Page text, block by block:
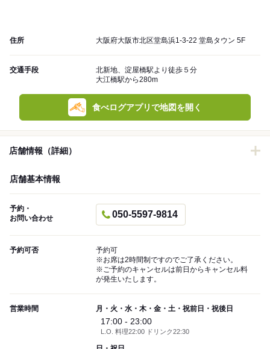
住所 大阪府大阪市北区堂島浜1-3-22 堂島タウン 5F
交通手段
北新地、淀屋橋駅より徒歩５分
大江橋駅から280m
食べログアプリで地図を開く
店舗情報（詳細）
店舗基本情報
予約・
お問い合わせ
050-5597-9814
予約可否
予約可
※お席は2時間制ですのでご了承ください。
※ご予約のキャンセルは前日からキャンセル料
が発生いたします。
営業時間 月・火・水・木・金・土・祝前日・祝後日
17:00 - 23:00
L.O. 料理22:00 ドリンク22:30